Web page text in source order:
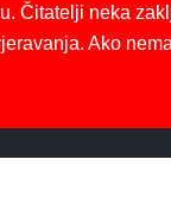
Čitatelji neka
Ako